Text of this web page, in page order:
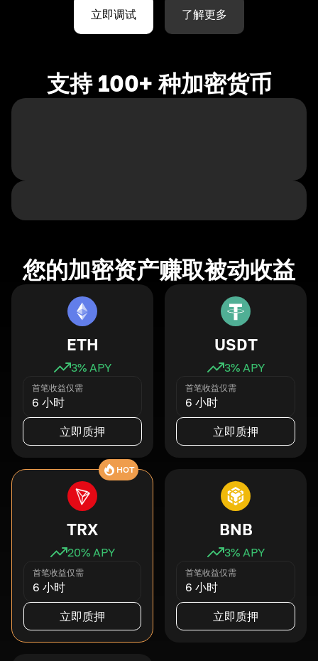
立即调试 了解更多
支持 100+ 种加密货币
您的加密资产赚取被动收益
ETH
3% APY
首笔收益仅需
6 小时
立即质押
USDT
3% APY
首笔收益仅需
6 小时
立即质押
HOT
TRX
20% APY
首笔收益仅需
6 小时
立即质押
BNB
3% APY
首笔收益仅需
6 小时
立即质押